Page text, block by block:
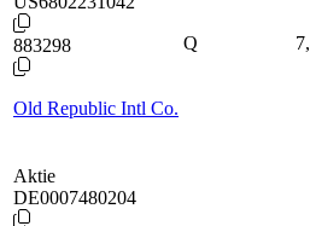
883298
Old Republic Intl Co.
Q
Aktie
DE0007480204